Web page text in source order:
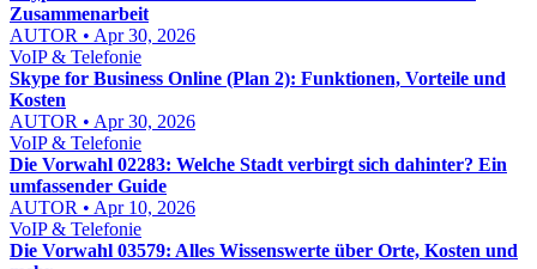
Zusammenarbeit
AUTOR • Apr 30, 2026
VoIP & Telefonie
Skype for Business Online (Plan 2): Funktionen, Vorteile und
Kosten
AUTOR • Apr 30, 2026
VoIP & Telefonie
Die Vorwahl 02283: Welche Stadt verbirgt sich dahinter? Ein
umfassender Guide
AUTOR • Apr 10, 2026
VoIP & Telefonie
Die Vorwahl 03579: Alles Wissenswerte über Orte, Kosten und